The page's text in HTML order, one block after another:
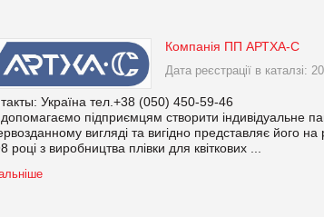
Компанія ПП АРТХА-С
Дата реєстрації в каталзі:
Україна тел.+38 (050) 450-59-46
підприємцям створити індивідуальне
вигляді та вигідно представляє його
році з виробництва плівки для квіткових ...